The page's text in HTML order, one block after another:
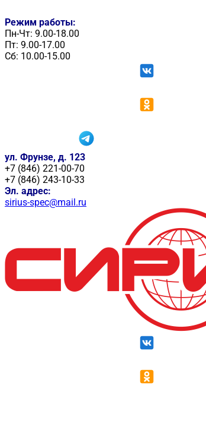
Режим работы:
Пн-Чт: 9.00-18.00
Пт: 9.00-17.00
Сб: 10.00-15.00
ул. Фрунзе, д. 123
+7 (846) 221-00-70
+7 (846) 243-10-33
Эл. адрес:
sirius-spec@mail.ru